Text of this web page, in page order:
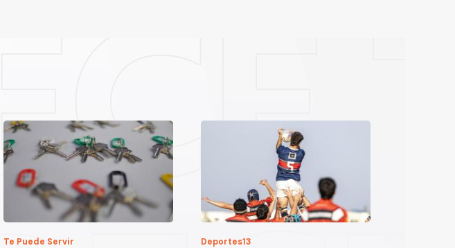
Te Puede Servir Deportes13